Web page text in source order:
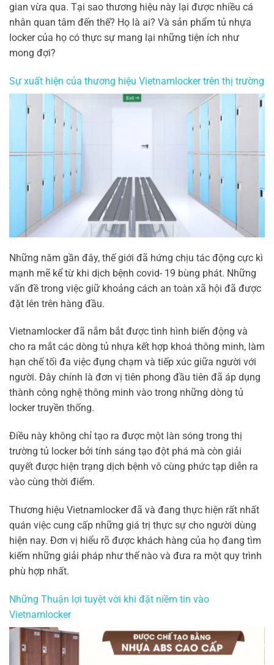
gian vừa qua. Tại sao thương hiệu này lại được nhiều cá
nhân quan tâm đến thế? Họ là ai? Và sản phẩm tủ nhựa
locker của họ có thực sự mang lại những tiện ích như
mong đợi?
Sự xuất hiện của thương hiệu Vietnamlocker trên thị trường
Những năm gần đây, thế giới đã hứng chịu tác động cực kì
mạnh mẽ kể từ khi dịch bệnh covid- 19 bùng phát. Những
vấn đề trong việc giữ khoảng cách an toàn xã hội đã được
đặt lên trên hàng đầu.
Vietnamlocker đã nắm bắt được tình hình biến động và
cho ra mắt các dòng tủ nhựa kết hợp khoá thông minh, làm
hạn chế tối đa việc đụng chạm và tiếp xúc giữa người với
người. Đây chính là đơn vị tiên phong đầu tiên đã áp dụng
thành công nghệ thông minh vào trong những dòng tủ
locker truyền thống.
Điều này không chỉ tạo ra được một làn sóng trong thị
trường tủ locker bởi tính sáng tạo đột phá mà còn giải
quyết được hiện trạng dịch bệnh vô cùng phức tạp diễn ra
vào cùng thời điểm.
Thương hiệu Vietnamlocker đã và đang thực hiện rất nhất
quán việc cung cấp những giá trị thực sự cho người dùng
hiện nay. Đơn vị hiểu rõ được khách hàng của họ đang tìm
kiếm những giải pháp như thế nào và đưa ra một quy trình
phù hợp nhất.
Những Thuận lợi tuyệt vời khi đặt niềm tin vào
Vietnamlocker